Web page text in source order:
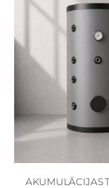
AKUMULĀCIJAS